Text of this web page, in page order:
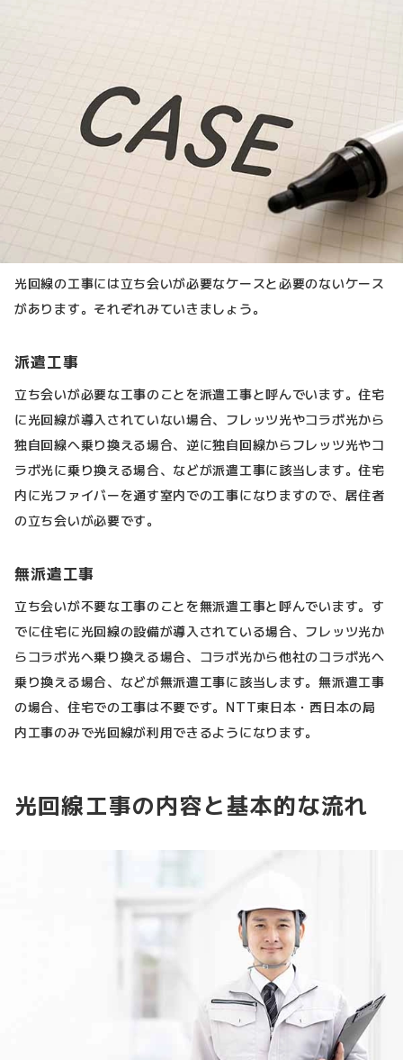
光回線の工事には立ち会いが必要なケースと必要のないケース
があります。それぞれみていきましょう。
派遣工事
立ち会いが必要な工事のことを派遣工事と呼んでいます。住宅
に光回線が導入されていない場合、フレッツ光やコラボ光から
独自回線へ乗り換える場合、逆に独自回線からフレッツ光やコ
ラボ光に乗り換える場合、などが派遣工事に該当します。住宅
内に光ファイバーを通す室内での工事になりますので、居住者
の立ち会いが必要です。
無派遣工事
立ち会いが不要な工事のことを無派遣工事と呼んでいます。す
でに住宅に光回線の設備が導入されている場合、フレッツ光か
らコラボ光へ乗り換える場合、コラボ光から他社のコラボ光へ
乗り換える場合、などが無派遣工事に該当します。無派遣工事
の場合、住宅での工事は不要です。NTT東日本・西日本の局
内工事のみで光回線が利用できるようになります。
光回線工事の内容と基本的な流れ